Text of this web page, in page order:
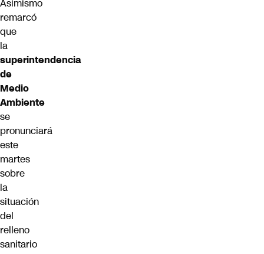
Asimismo
remarcó
que
la
superintendencia
de
Medio
Ambiente
se
pronunciará
este
martes
sobre
la
situación
del
relleno
sanitario